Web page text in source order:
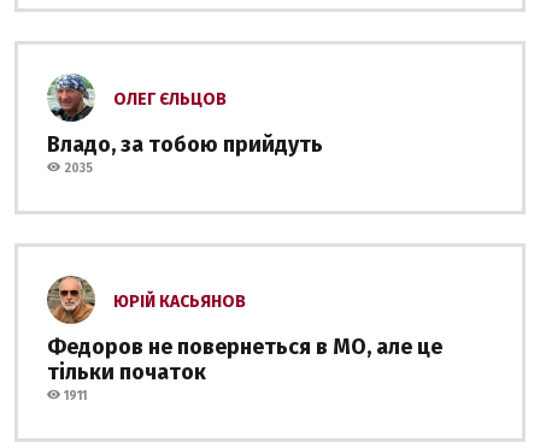
ОЛЕГ ЄЛЬЦОВ
Владо, за тобою прийдуть
2035
ЮРІЙ КАСЬЯНОВ
Федоров не повернеться в МО, але це
тільки початок
1911